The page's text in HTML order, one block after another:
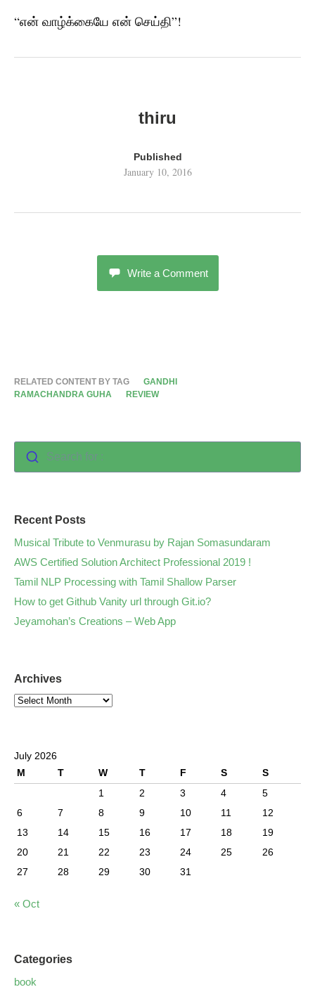
“என் வாழ்க்கையே என் செய்தி”!
thiru
Published
January 10, 2016
Write a Comment
RELATED CONTENT BY TAG
GANDHI
RAMACHANDRA GUHA
REVIEW
Search for :
Recent Posts
Musical Tribute to Venmurasu by Rajan Somasundaram
AWS Certified Solution Architect Professional 2019 !
Tamil NLP Processing with Tamil Shallow Parser
How to get Github Vanity url through Git.io?
Jeyamohan’s Creations – Web App
Archives
July 2026
M
T W T F S
S
1
2 3 4
5
6
7 8 9 10 11
12
13
14 15 16 17 18
19
20
21 22 23 24 25
26
27
28 29 30 31
« Oct
Categories
book